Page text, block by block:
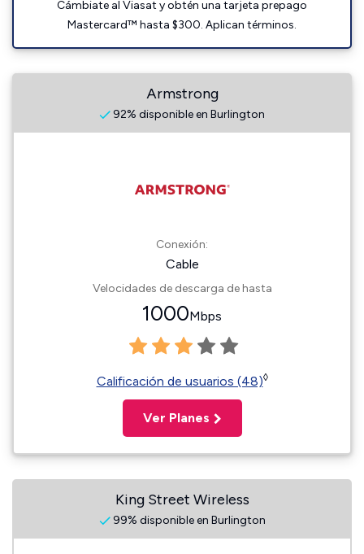
Cámbiate al Viasat y obtén una tarjeta prepago
Mastercard™ hasta $300. Aplican términos.
Armstrong
92% disponible en Burlington
Conexión:
Cable
Velocidades de descarga de hasta
1000Mbps
Calificación de usuarios (48)◊
Ver Planes
King Street Wireless
99% disponible en Burlington